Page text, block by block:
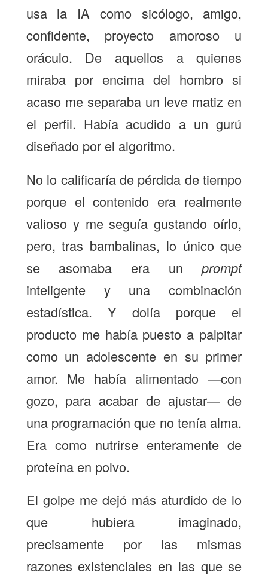
usa la IA como sicólogo, amigo,
confidente, proyecto amoroso u
oráculo. De aquellos a quienes
miraba por encima del hombro si
acaso me separaba un leve matiz en
el perfil. Había acudido a un gurú
diseñado por el algoritmo.
No lo calificaría de pérdida de tiempo
porque el contenido era realmente
valioso y me seguía gustando oírlo,
pero, tras bambalinas, lo único que
se asomaba era unprompt
inteligente y una combinación
estadística. Y dolía porque el
producto me había puesto a palpitar
como un adolescente en su primer
amor. Me había alimentado —con
gozo, para acabar de ajustar— de
una programación que no tenía alma.
Era como nutrirse enteramente de
proteína en polvo.
El golpe me dejó más aturdido de lo
que hubiera imaginado,
precisamente por las mismas
razones existenciales en las que se